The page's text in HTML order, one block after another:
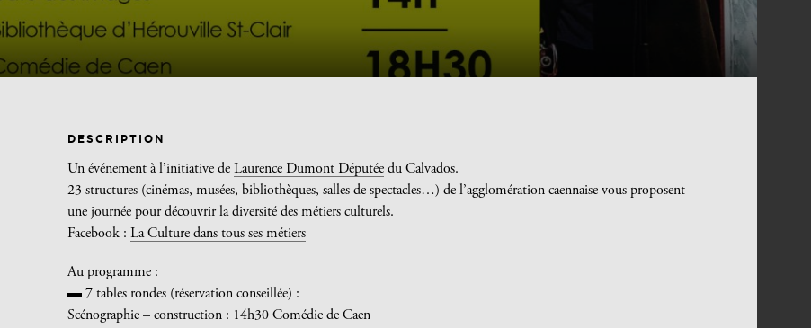
DESCRIPTION
Un événement à l’initiative de Laurence Dumont Députée du Calvados.
23 structures (cinémas, musées, bibliothèques, salles de spectacles…) de l’agglomération caennaise vous proposent
une journée pour découvrir la diversité des métiers culturels.
Facebook :La Culture dans tous ses métiers
Au programme :
▬ 7 tables rondes (réservation conseillée) :
Scénographie – construction : 14h30 Comédie de Caen